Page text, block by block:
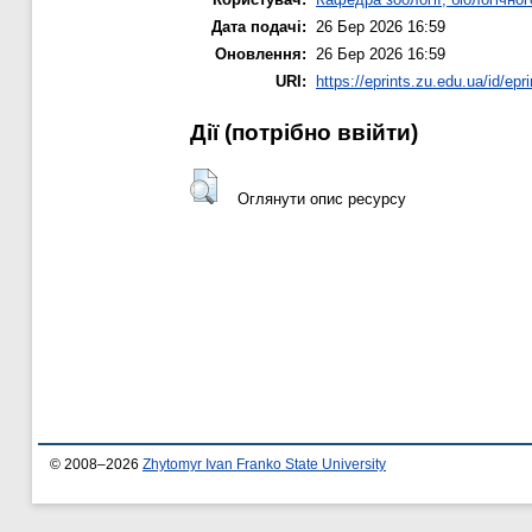
Дата подачі: 26 Бер 2026 16:59
Оновлення: 26 Бер 2026 16:59
URI:
https://eprints.zu.edu.ua/id/
Дії ​​(потрібно ввійти)
Оглянути опис ресурсу
© 2008–2026 Zhytomyr Ivan Franko State University